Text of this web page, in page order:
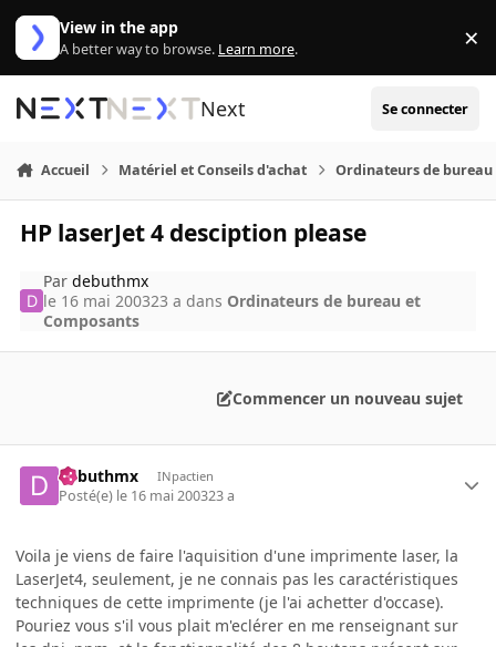
Aller au contenu
View in the app
A better way to browse. Learn more. ×
Next Se connecter
Accueil Matériel et Conseils d'achat Ordinateurs de bureau
HP laserJet 4 desciption please
Pardebuthmx
le 16 mai 200323 a dans Ordinateurs de bureau et
Composants
Commencer un nouveau sujet
debuthmx INpactien
Posté(e) le 16 mai 200323 a
Voila je viens de faire l'aquisition d'une imprimente laser, la
LaserJet4, seulement, je ne connais pas les caractéristiques
techniques de cette imprimente (je l'ai achetter d'occase).
Pouriez vous s'il vous plait m'eclérer en me renseignant sur